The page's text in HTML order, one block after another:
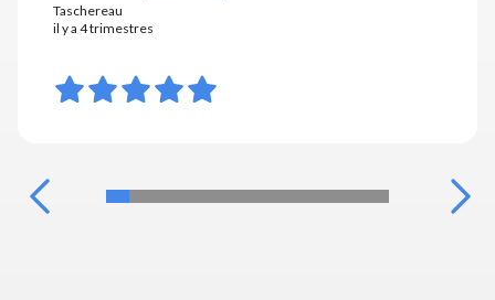
Taschereau
il y a 4 trimestres